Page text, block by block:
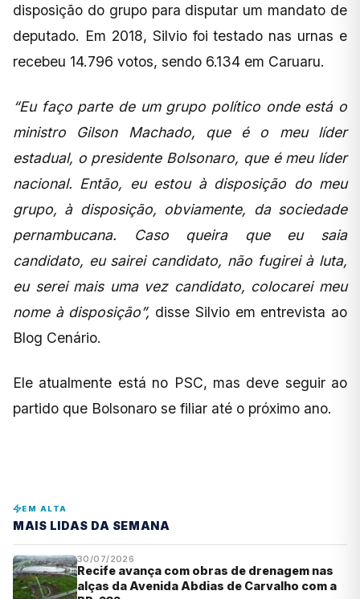
disposição do grupo para disputar um mandato de
deputado. Em 2018, Silvio foi testado nas urnas e
recebeu 14.796 votos, sendo 6.134 em Caruaru.
“Eu faço parte de um grupo político onde está o
ministro Gilson Machado, que é o meu líder
estadual, o presidente Bolsonaro, que é meu líder
nacional. Então, eu estou à disposição do meu
grupo, à disposição, obviamente, da sociedade
pernambucana. Caso queira que eu saia
candidato, eu sairei candidato, não fugirei à luta,
eu serei mais uma vez candidato, colocarei meu
nome à disposição”, disse Silvio em entrevista ao
Blog Cenário.
Ele atualmente está no PSC, mas deve seguir ao
partido que Bolsonaro se filiar até o próximo ano.
EM ALTA
MAIS LIDAS DA SEMANA
30/07/2026
Recife avança com obras de drenagem nas
alças da Avenida Abdias de Carvalho com a